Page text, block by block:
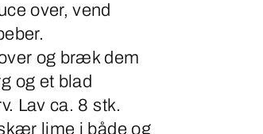
over, vend
og bræk dem
og et blad
Lav ca. 8 stk.
lime i både og